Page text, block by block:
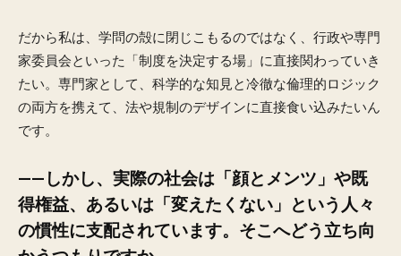
だから私は、学問の殻に閉じこもるのではなく、行政や専門
家委員会といった「制度を決定する場」に直接関わっていき
たい。専門家として、科学的な知見と冷徹な倫理的ロジック
の両方を携えて、法や規制のデザインに直接食い込みたいん
です。
——しかし、実際の社会は「顔とメンツ」や既
得権益、あるいは「変えたくない」という人々
の慣性に支配されています。そこへどう立ち向